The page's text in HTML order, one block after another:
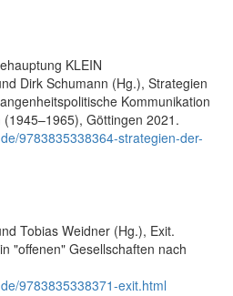
Dirk Schumann (Hg.), Strategien
Kommunikation
Göttingen 2021.
9783835338364-strategien-der-
Tobias Weidner (Hg.), Exit.
"offenen" Gesellschaften nach
9783835338371-exit.html